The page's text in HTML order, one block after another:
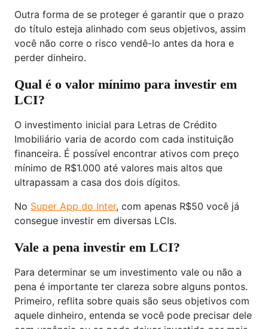
Outra forma de se proteger é garantir que o prazo
do título esteja alinhado com seus objetivos, assim
você não corre o risco vendê-lo antes da hora e
perder dinheiro.
Qual é o valor mínimo para investir em
LCI?
O investimento inicial para Letras de Crédito
Imobiliário varia de acordo com cada instituição
financeira. É possível encontrar ativos com preço
mínimo de R$1.000 até valores mais altos que
ultrapassam a casa dos dois dígitos.
No Super App do Inter, com apenas R$50 você já
consegue investir em diversas LCIs.
Vale a pena investir em LCI?
Para determinar se um investimento vale ou não a
pena é importante ter clareza sobre alguns pontos.
Primeiro, reflita sobre quais são seus objetivos com
aquele dinheiro, entenda se você pode precisar dele